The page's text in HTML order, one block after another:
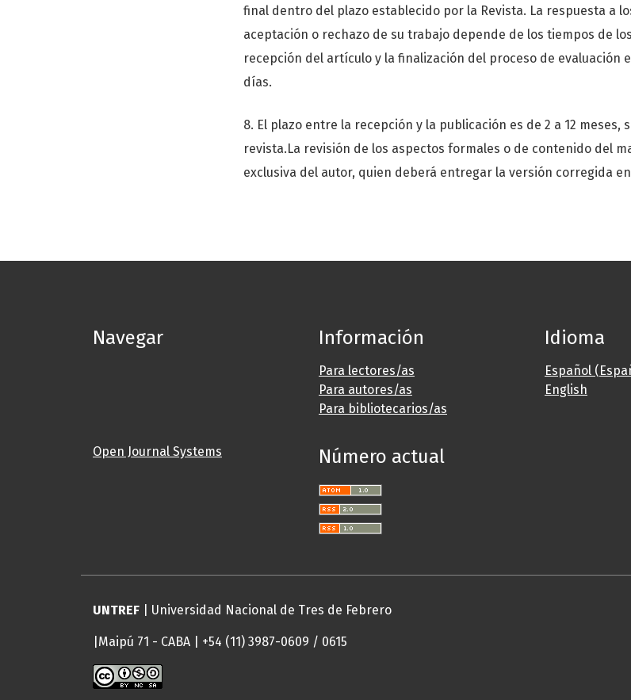
final dentro del plazo establecido por la Revista. La respuesta a
aceptación o rechazo de su trabajo depende de los tiempos de
recepción del artículo y la finalización del proceso de evaluación
días.
8. El plazo entre la recepción y la publicación es de 2 a 12 meses,
revista.La revisión de los aspectos formales o de contenido del
exclusiva del autor, quien deberá entregar la versión corregida
Navegar Información
Para lectores/as
Para autores/as
Para bibliotecarios/as
Idioma
Español
English
Open Journal Systems Número actual
UNTREF | Universidad Nacional de Tres de Febrero
|Maipú 71 - CABA | +54 (11) 3987-0609 / 0615